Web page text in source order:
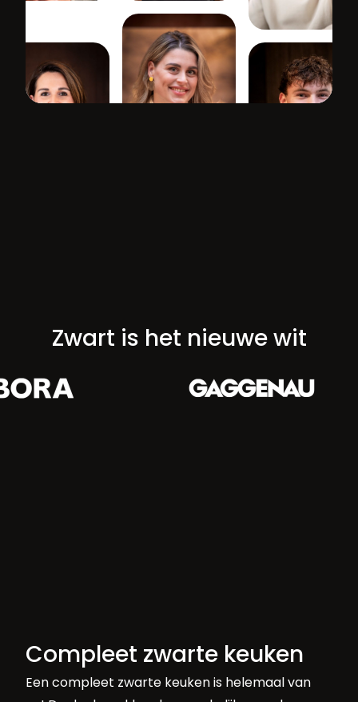
Zwart is het nieuwe wit
Compleet zwarte keuken
Een compleet zwarte keuken is helemaal van